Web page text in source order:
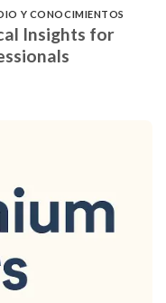
Y CONOCIMIENTOS
Insights for